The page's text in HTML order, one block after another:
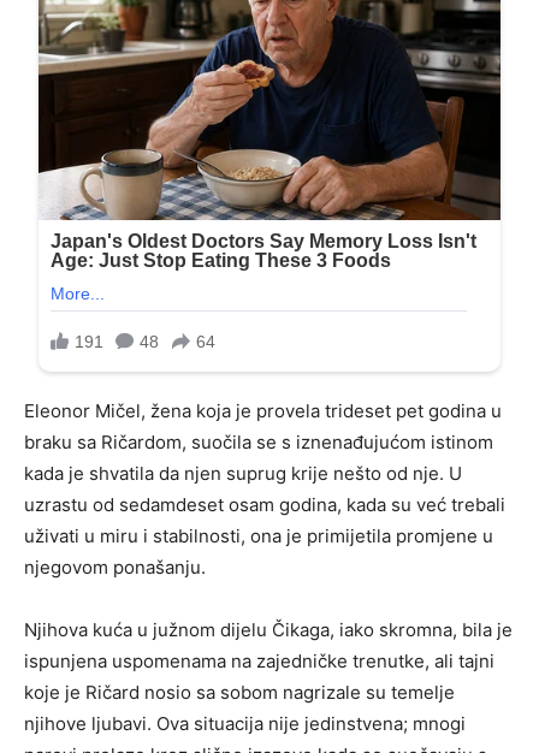
Eleonor Mičel, žena koja je provela trideset pet godina u
braku sa Ričardom, suočila se s iznenađujućom istinom
kada je shvatila da njen suprug krije nešto od nje. U
uzrastu od sedamdeset osam godina, kada su već trebali
uživati u miru i stabilnosti, ona je primijetila promjene u
njegovom ponašanju.
Njihova kuća u južnom dijelu Čikaga, iako skromna, bila je
ispunjena uspomenama na zajedničke trenutke, ali tajni
koje je Ričard nosio sa sobom nagrizale su temelje
njihove ljubavi. Ova situacija nije jedinstvena; mnogi